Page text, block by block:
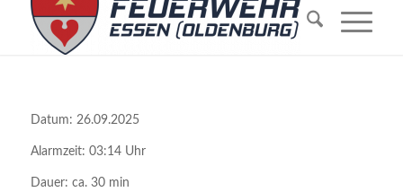
Datum: 26.09.2025
Alarmzeit: 03:14 Uhr
Dauer: ca. 30 min